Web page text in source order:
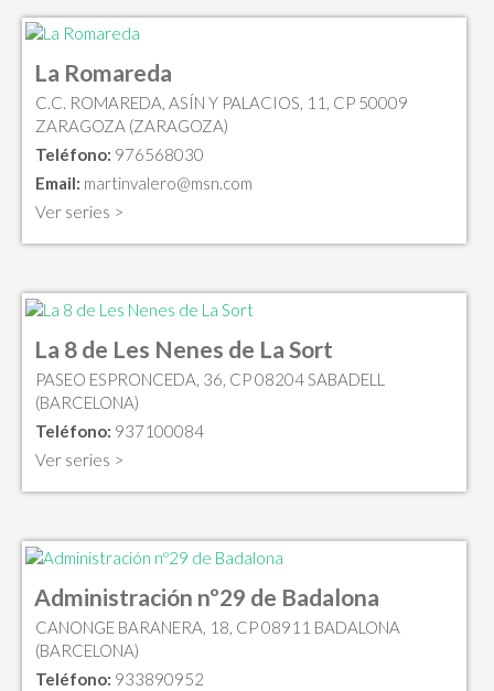
La Romareda
C.C. ROMAREDA, ASÍN Y PALACIOS, 11, CP 50009
ZARAGOZA (ZARAGOZA)
Teléfono: 976568030
Email: martinvalero@msn.com
Ver series >
La 8 de Les Nenes de La Sort
PASEO ESPRONCEDA, 36, CP 08204 SABADELL
(BARCELONA)
Teléfono: 937100084
Ver series >
Administración nº29 de Badalona
CANONGE BARANERA, 18, CP 08911 BADALONA
(BARCELONA)
Teléfono: 933890952